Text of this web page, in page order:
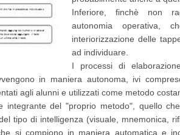
Inferiore, finchè non
autonomia operativa,
interiorizzazione delle
ad individuare.
I processi di
in maniera autonoma, ivi
agli alunni e utilizzati come metodo
integrante del "proprio metodo", quello
tipo di intelligenza (visuale, mnemonica,
si compiono in maniera automatica e